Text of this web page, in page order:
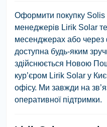
Оформити покупку
менеджерів Lirik Solar
месенджерах або через
доступна будь-яким
здійснюється Новою
кур’єром Lirik Solar у
офісу. Ми завжди на
оперативної підтримки.